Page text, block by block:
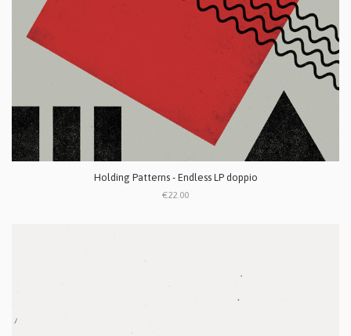
Holding Patterns - Endless LP doppio
€22.00